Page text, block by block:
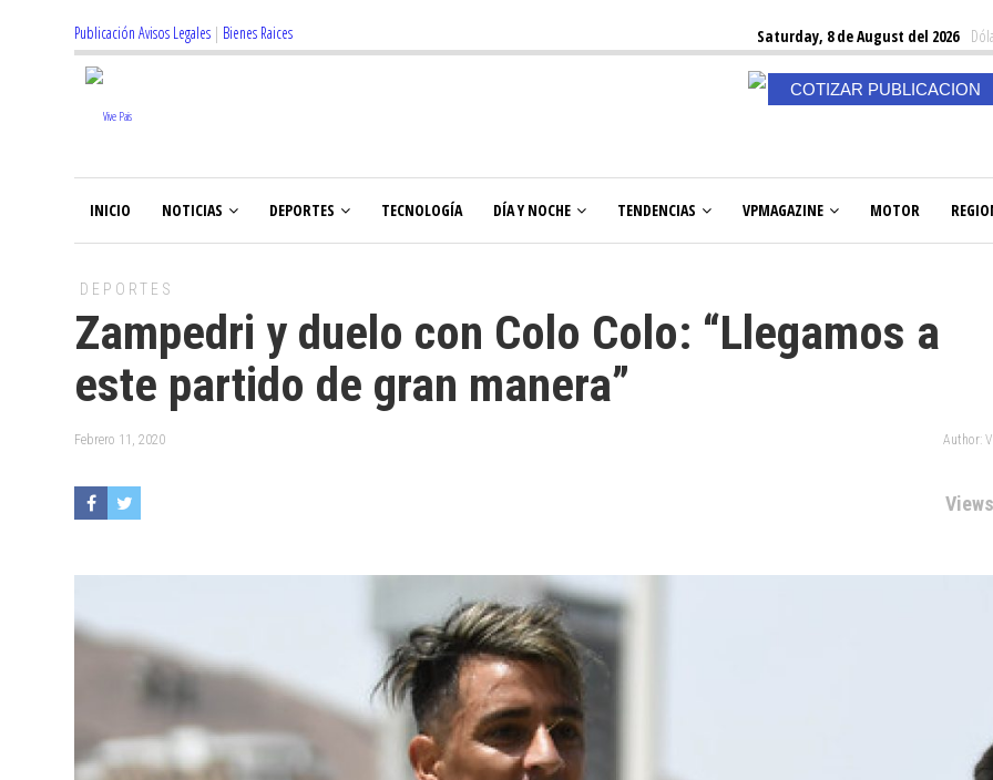
Publicación Avisos Legales | Bienes Raices Saturday, 8 de August del 2026
COTIZAR PUBLICACION
INICIO NOTICIAS DEPORTES TECNOLOGÍA DÍA Y NOCHE TENDENCIAS VPMAGAZINE MOTOR
DEPORTES
Zampedri y duelo con Colo Colo: “Llegamos a
este partido de gran manera”
Febrero 11, 2020 Author: